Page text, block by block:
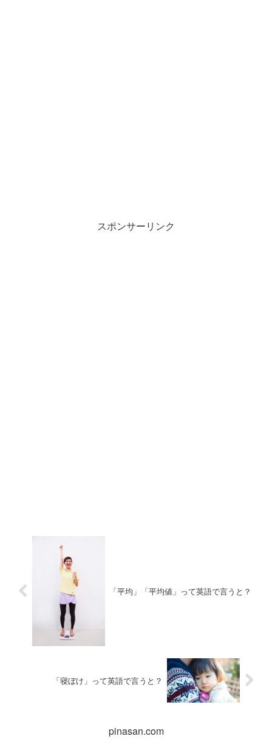
スポンサーリンク
「平均」「平均値」って英語で言うと？
「寝ぼけ」って英語で言うと？
pinasan.com